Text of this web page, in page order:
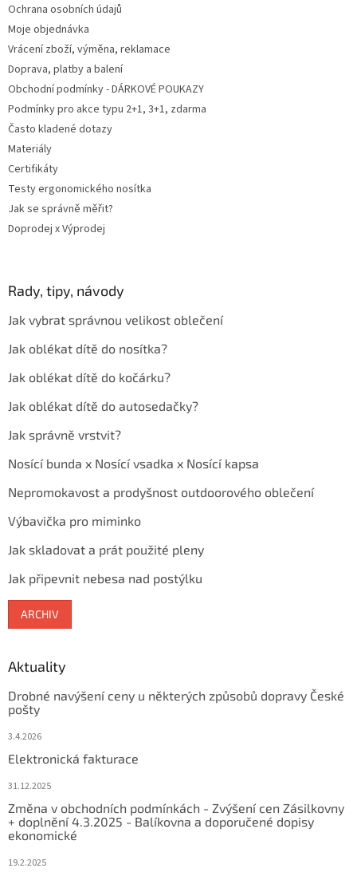
Ochrana osobních údajů
Moje objednávka
Vrácení zboží, výměna, reklamace
Doprava, platby a balení
Obchodní podmínky - DÁRKOVÉ POUKAZY
Podmínky pro akce typu 2+1, 3+1, zdarma
Často kladené dotazy
Materiály
Certifikáty
Testy ergonomického nosítka
Jak se správně měřit?
Doprodej x Výprodej
Rady, tipy, návody
Jak vybrat správnou velikost oblečení
Jak oblékat dítě do nosítka?
Jak oblékat dítě do kočárku?
Jak oblékat dítě do autosedačky?
Jak správně vrstvit?
Nosící bunda x Nosící vsadka x Nosící kapsa
Nepromokavost a prodyšnost outdoorového oblečení
Výbavička pro miminko
Jak skladovat a prát použité pleny
Jak připevnit nebesa nad postýlku
ARCHIV
Aktuality
Drobné navýšení ceny u některých způsobů dopravy České
pošty
3.4.2026
Elektronická fakturace
31.12.2025
Změna v obchodních podmínkách - Zvýšení cen Zásilkovny
+ doplnění 4.3.2025 - Balíkovna a doporučené dopisy
ekonomické
19.2.2025